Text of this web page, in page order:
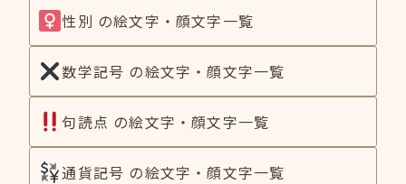
性別 の絵文字・顔文字一覧
数学記号 の絵文字・顔文字一覧
句読点 の絵文字・顔文字一覧
通貨記号 の絵文字・顔文字一覧